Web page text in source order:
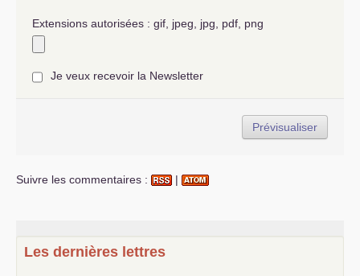
Extensions autorisées : gif, jpeg, jpg, pdf, png
Je veux recevoir la Newsletter
Suivre les commentaires : |
Les dernières lettres